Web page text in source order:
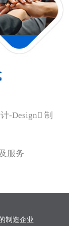
-Design 制
服务
制造企业